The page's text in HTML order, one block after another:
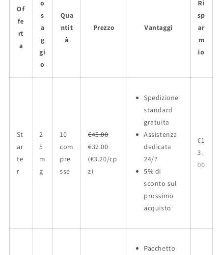
Of
fe
rt
a
o
s
a
g
gi
o
Qua
ntit
à
Prezzo Vantaggi
Ri
sp
ar
m
io
St
ar
te
r
2
5
m
g
10
com
pre
sse
€45.00
€32.00
(€3.20/cp
z)
Spedizione
standard
gratuita
Assistenza
dedicata
24/7
5% di
sconto sul
prossimo
acquisto
€1
3.
00
Pacchetto